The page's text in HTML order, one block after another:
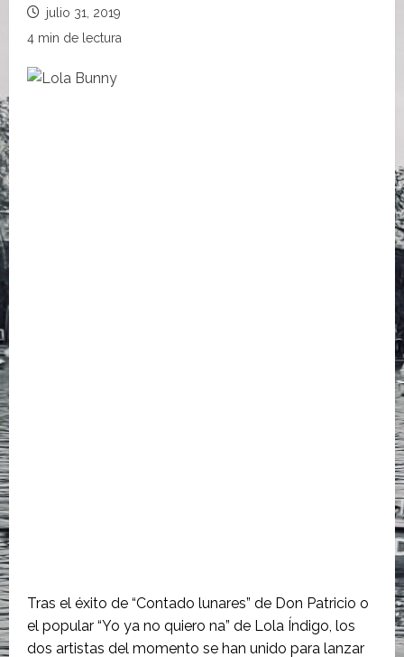
julio 31, 2019
4 min de lectura
Tras el éxito de “Contado lunares” de Don Patricio o
el popular “Yo ya no quiero na” de Lola Índigo, los
dos artistas del momento se han unido para lanzar